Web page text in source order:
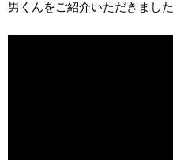
男くんをご紹介いただきました